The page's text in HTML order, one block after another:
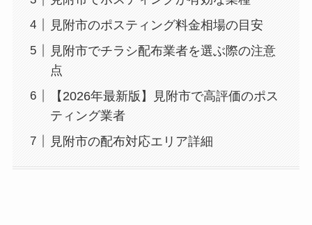
見附市のポスティング料金相場の目安
見附市でチラシ配布業者を選ぶ際の注意
点
【2026年最新版】見附市で高評価のポス
ティング業者
見附市の配布対応エリア詳細